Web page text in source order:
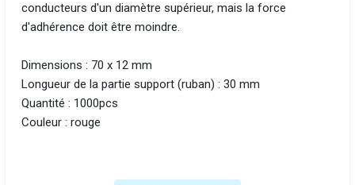
conducteurs d'un diamètre supérieur, mais la force
d'adhérence doit être moindre.
Dimensions : 70 x 12 mm
Longueur de la partie support (ruban) : 30 mm
Quantité : 1000pcs
Couleur : rouge